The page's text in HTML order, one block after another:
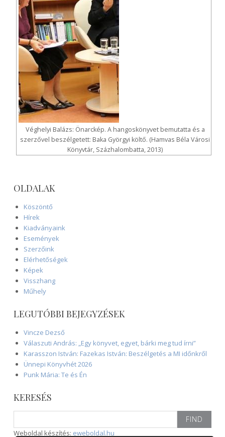
Véghelyi Balázs: Önarckép. A hangoskönyvet bemutatta és a
szerzővel beszélgetett: Baka Györgyi költő. (Hamvas Béla Városi
Könyvtár, Százhalombatta, 2013)
OLDALAK
Köszöntő
Hírek
Kiadványaink
Események
Szerzőink
Elérhetőségek
Képek
Visszhang
Műhely
LEGUTÓBBI BEJEGYZÉSEK
Vincze Dezső
Válaszuti András: „Egy könyvet, egyet, bárki meg tud írni”
Karasszon István: Fazekas István: Beszélgetés a MI időnkről
Ünnepi Könyvhét 2026
Punk Mária: Te és Én
KERESÉS
for:
Weboldal készítés: eweboldal.hu